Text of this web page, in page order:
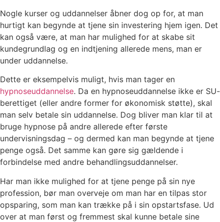
Nogle kurser og uddannelser åbner dog op for, at man
hurtigt kan begynde at tjene sin investering hjem igen. Det
kan også være, at man har mulighed for at skabe sit
kundegrundlag og en indtjening allerede mens, man er
under uddannelse.
Dette er eksempelvis muligt, hvis man tager en
hypnoseuddannelse. Da en hypnoseuddannelse ikke er SU-
berettiget (eller andre former for økonomisk støtte), skal
man selv betale sin uddannelse. Dog bliver man klar til at
bruge hypnose på andre allerede efter første
undervisningsdag – og dermed kan man begynde at tjene
penge også. Det samme kan gøre sig gældende i
forbindelse med andre behandlingsuddannelser.
Har man ikke mulighed for at tjene penge på sin nye
profession, bør man overveje om man har en tilpas stor
opsparing, som man kan trække på i sin opstartsfase. Ud
over at man først og fremmest skal kunne betale sine